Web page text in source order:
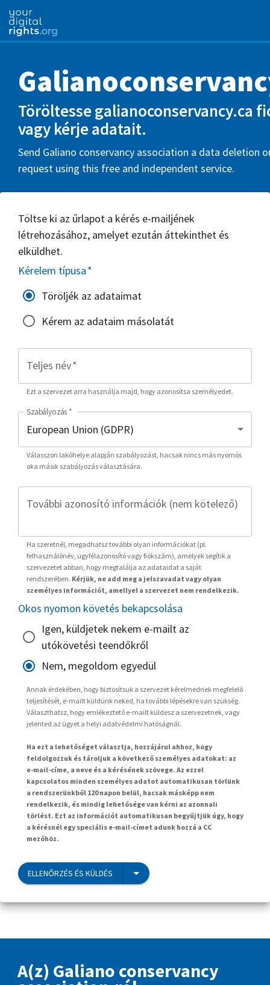
Töröltesse galianoconservancy.ca
vagy kérje adatait.
Send Galiano conservancy association a data deletion
request using this free and independent service.
Töltse ki az űrlapot a kérés e-mailjének
létrehozásához, amelyet ezután áttekinthet és
elküldhet.
Kérelem típusa*
Töröljék az adataimat
Kérem az adataim másolatát
Teljes név*
Ezt a szervezet arra használja majd, hogy azonosítsa személyedet.
Szabályozás *
Válasszon lakóhelye alapján szabályozást, hacsak nincs más nyomós
oka másik szabályozás választására.
További azonosító információk (nem kötelező)
Ha szeretnél, megadhatsz további olyan információkat (pl.
felhasználónév, ügyfélazonosító vagy fiókszám), amelyek segítik a
szervezetet abban, hogy megtalálja az adataidat a saját
rendszerében. Kérjük, ne add meg a jelszavadat vagy olyan
személyes információt, amellyel a szervezet nem rendelkezik.
Okos nyomon követés bekapcsolása
Igen, küldjetek nekem e-mailt az
utókövetési teendőkről
Nem, megoldom egyedül
Annak érdekében, hogy biztosítsuk a szervezet kérelmednek megfelelő
teljesítését, e-mailt küldünk neked, ha további lépésekre van szükség.
Választhatsz, hogy emlékeztető e-mailt küldesz a szervezetnek, vagy
jelented az ügyet a helyi adatvédelmi hatóságnál.
Ha ezt a lehetőséget választja, hozzájárul ahhoz, hogy
feldolgozzuk és tároljuk a következő személyes adatokat: az
e-mail-címe, a neve és a kérésének szövege. Az ezzel
kapcsolatos minden személyes adatot automatikusan törlünk
a rendszerünkből 120 napon belül, hacsak másképp nem
rendelkezik, és mindig lehetősége van kérni az azonnali
törlést. Ezt az információt automatikusan begyűjtjük úgy, hogy
a kérésnél egy speciális e-mail-címet adunk hozzá a CC
mezőhöz.
ELLENŐRZÉS ÉS KÜLDÉS
A(z) Galiano conservancy